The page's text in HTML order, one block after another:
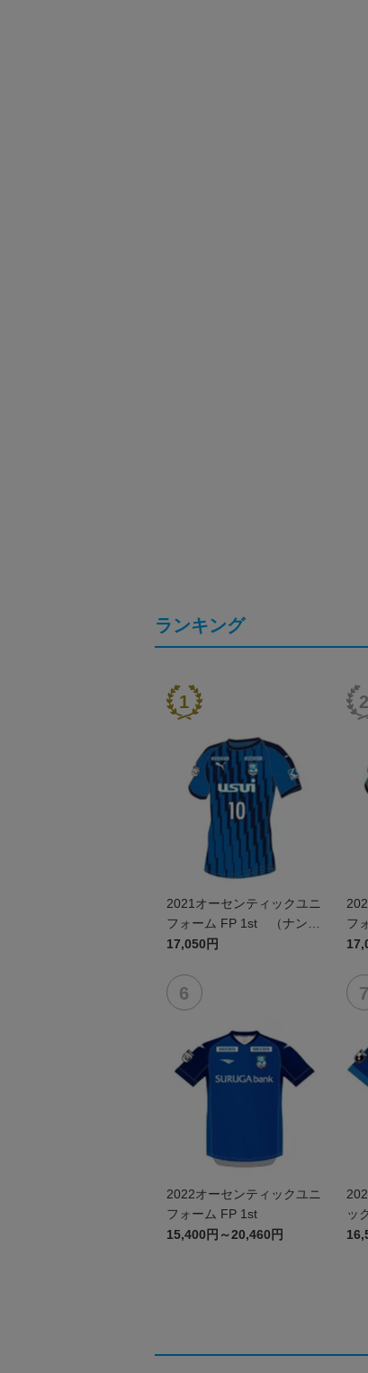
ランキング
2021オーセンティックユニ
フォーム FP 1st （ナンバ
ーのみ）
17,050円
フ
み
2022オーセンティックユニ
フォーム FP 1st
15,400円～20,460円
ッ